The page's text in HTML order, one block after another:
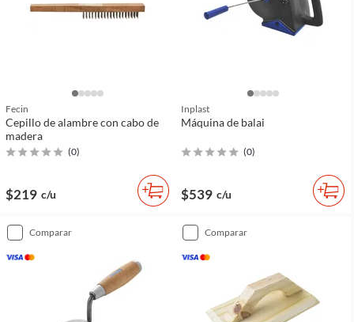
Fecin
Cepillo de alambre con cabo de
madera
(0)
$219 c/u
Inplast
Máquina de balai
(0)
$539 c/u
comparar comparar